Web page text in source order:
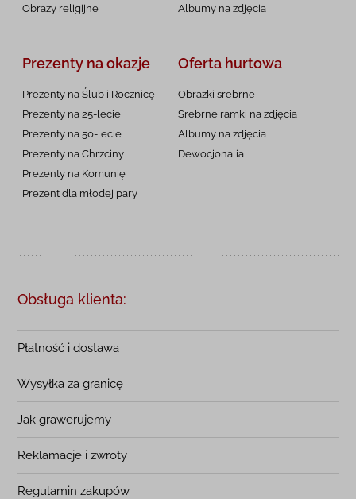
Obrazy religijne
Albumy na zdjęcia
Prezenty na okazje
Prezenty na Ślub i Rocznicę
Prezenty na 25-lecie
Prezenty na 50-lecie
Prezenty na Chrzciny
Prezenty na Komunię
Prezent dla młodej pary
Oferta hurtowa
Obrazki srebrne
Srebrne ramki na zdjęcia
Albumy na zdjęcia
Dewocjonalia
Obsługa klienta:
Płatność i dostawa
Wysyłka za granicę
Jak grawerujemy
Reklamacje i zwroty
Regulamin zakupów